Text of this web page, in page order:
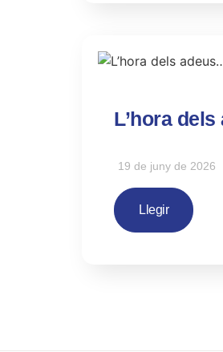
L’hora
19 de juny de 2026
Llegir